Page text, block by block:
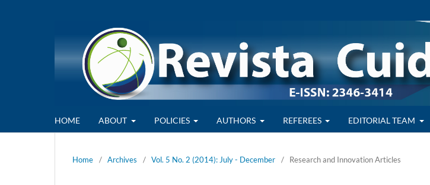
HOME ABOUT POLICIES AUTHORS REFEREES EDITORIAL TEAM
Home / Archives / Vol. 5 No. 2 (2014): July - December / Research and Innovation Articles